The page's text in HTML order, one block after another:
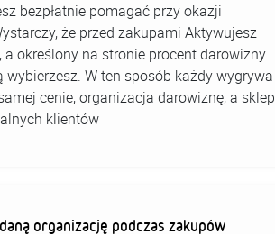
bezpłatnie pomagać przy okazji
że przed zakupami Aktywujesz
a określony na stronie procent darowizny
W ten sposób każdy wygrywa
cenie, organizacja darowiznę, a sklep
klientów
organizację podczas zakupów